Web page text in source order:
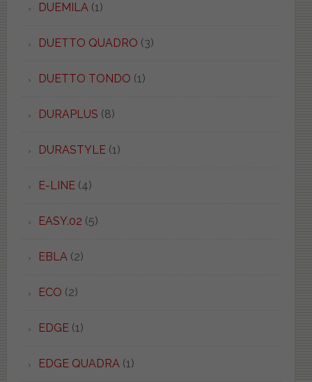
DUEMILA(1)
DUETTO QUADRO (3)
DUETTO TONDO (1)
DURAPLUS (8)
DURASTYLE(1)
E-LINE(4)
EASY.02 (5)
EBLA(2)
ECO (2)
EDGE(1)
EDGE QUADRA(1)